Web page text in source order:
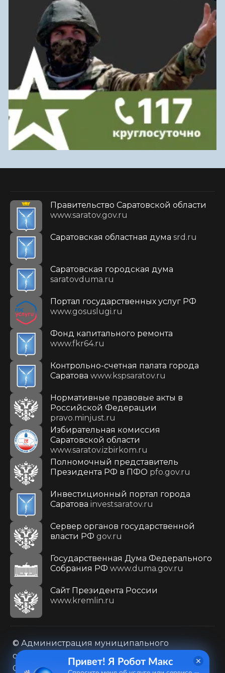
Правительство Саратовской области
www.saratov.gov.ru
Саратовская областная дума srd.ru
Саратовская городская дума
saratovduma.ru
Портал государственных услуг РФ
www.gosuslugi.ru
Фонд капитального ремонта
www.fkr64.ru
Контрольно-счетная палата города
Саратова www.kspsaratov.ru
Нормативные правовые акты в
Российской Федерации
pravo.minjust.ru
Избирательная комиссия
Саратовской области
www.saratov.izbirkom.ru
Полномочный представитель
Президента РФ в ПФО pfo.gov.ru
Инвестиционный портал города
Саратова investsaratov.ru
Сервер органов государственной
власти РФ gov.ru
Государственная Дума Федерального
Собрания РФ www.duma.gov.ru
Cайт Президента России
www.kremlin.ru
© Администрация муниципального
образования городского округа «Город
Саратов»
Привет! Я Робот Макс